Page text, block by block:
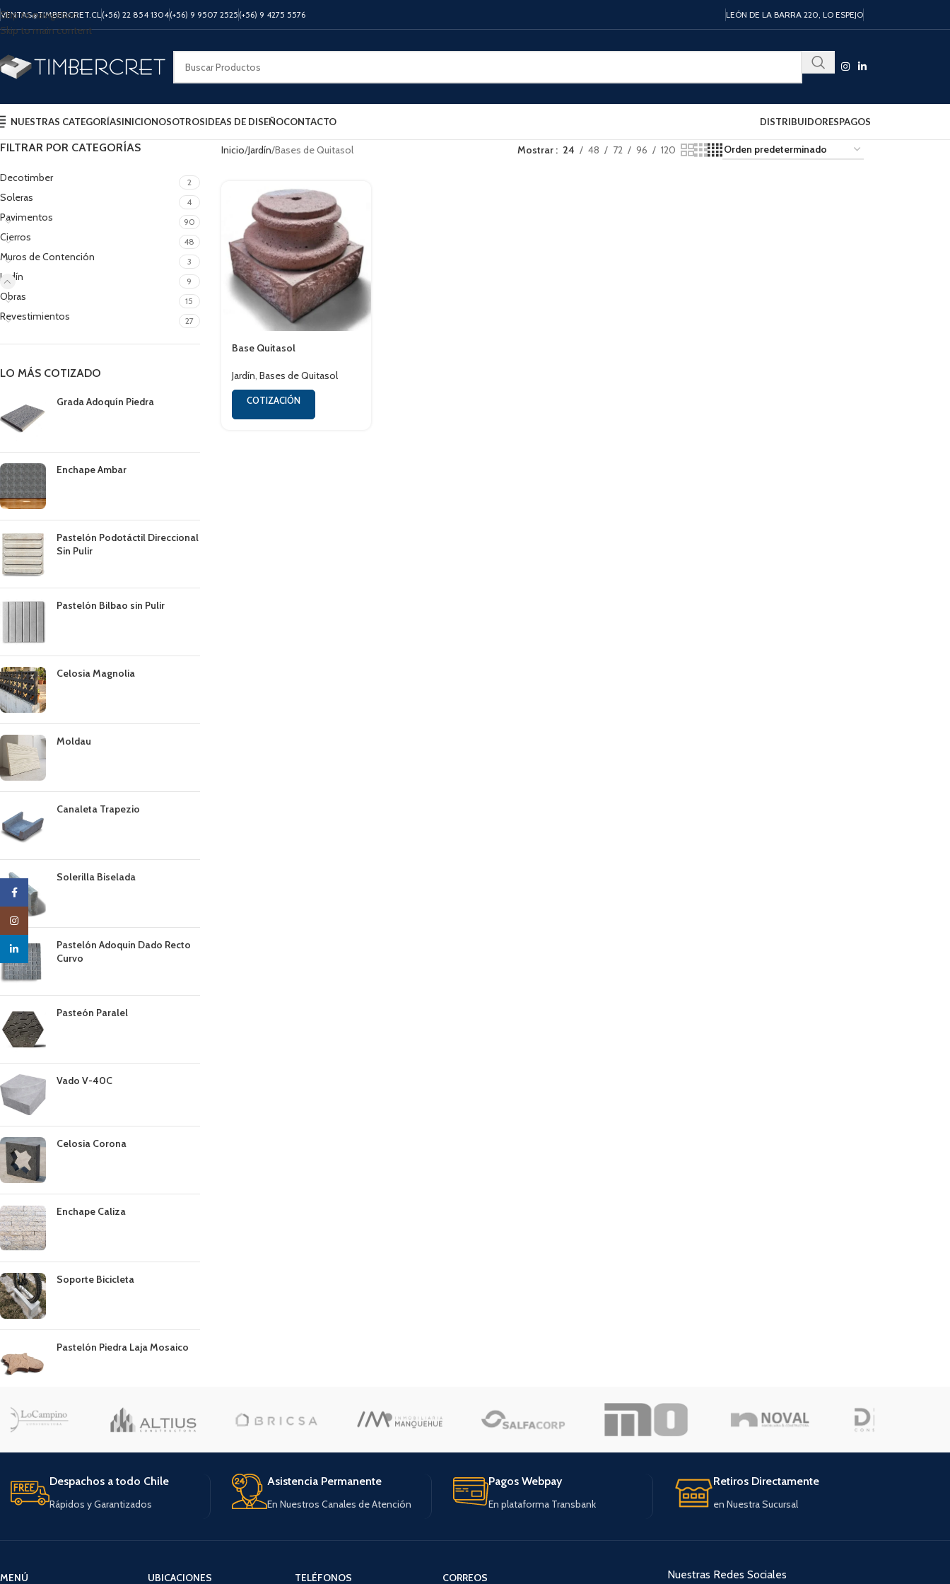
Skip to navigation
Skip to main content
VENTAS@TIMBERCRET.CL (+56) 22 854 1304(+56) 9 9507 2525(+56) 9 4275 5576 LEÓN DE LA BARRA 220, LO ESPEJO
NUESTRAS CATEGORÍASINICIONOSOTROSIDEAS DE DISEÑOCONTACTO DISTRIBUIDORESPAGOS
FILTRAR POR CATEGORÍAS
Decotimber 2
Soleras 4
Pavimentos 90
Cierros 48
Muros de Contención 3
Jardín 9
Obras 15
Revestimientos 27
LO MÁS COTIZADO
Grada Adoquín Piedra
Enchape Ambar
Pastelón Podotáctil Direccional
Sin Pulir
Pastelón Bilbao sin Pulir
Celosia Magnolia
Moldau
Canaleta Trapezio
Solerilla Biselada
Pastelón Adoquin Dado Recto
Curvo
Pasteón Paralel
Vado V-40C
Celosia Corona
Enchape Caliza
Soporte Bicicleta
Pastelón Piedra Laja Mosaico
Inicio Jardín Bases de Quitasol Mostrar 24 48 72 96 120
Base Quitasol
Jardín, Bases de Quitasol
COTIZACIÓN
Despachos a todo Chile
Rápidos y Garantizados
Asistencia Permanente
En Nuestros Canales de Atención
Pagos Webpay
En plataforma Transbank
Retiros Directamente
en Nuestra Sucursal
MENÚ UBICACIONES TELÉFONOS CORREOS Nuestras Redes Sociales
Facebook
Instagram
linkedin